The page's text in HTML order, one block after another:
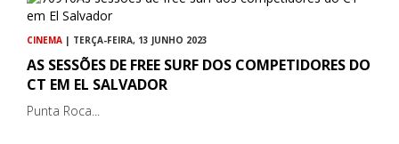
CINEMA | TERÇA-FEIRA, 13 JUNHO 2023
AS SESSÕES DE FREE SURF DOS COMPETIDORES DO
CT EM EL SALVADOR
Punta Roca...